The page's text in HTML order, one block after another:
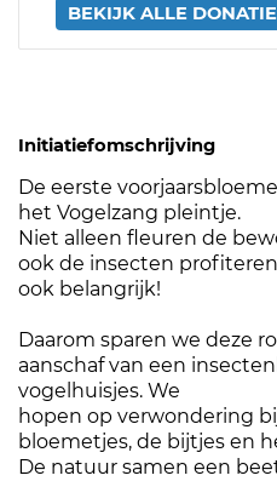
BEKIJK ALLE
Initiatiefomschrijving
De eerste
het Vogelzang pleintje.
Niet alleen fleuren de
ook de insecten
ook belangrijk!
Daarom sparen we deze
aanschaf van een
vogelhuisjes. We
hopen op verwondering
bloemetjes, de bijtjes en
De natuur samen een